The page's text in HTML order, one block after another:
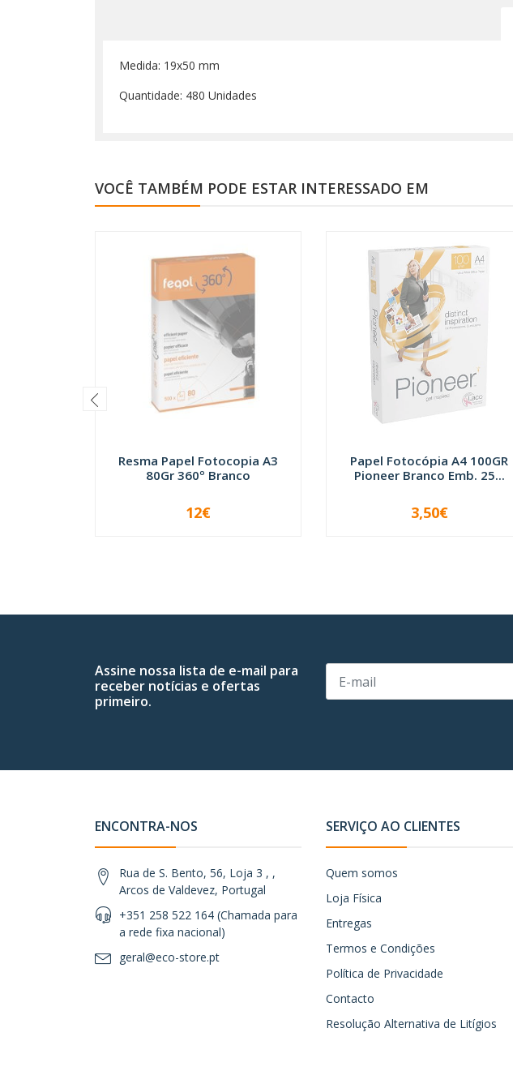
Medida: 19x50 mm
Quantidade: 480 Unidades
VOCÊ TAMBÉM PODE ESTAR INTERESSADO EM
Resma Papel Fotocopia A3
80Gr 360º Branco
INDISPONÍVEL
12€
Papel Fotocópia A4 100GR
Pioneer Branco Emb. 25...
INDISPONÍVEL
3,50€
Assine nossa lista de e-mail para
receber notícias e ofertas
primeiro.
ENCONTRA-NOS
Rua de S. Bento, 56, Loja 3 , ,
Arcos de Valdevez, Portugal
+351 258 522 164 (Chamada para
a rede fixa nacional)
geral@eco-store.pt
SERVIÇO AO CLIENTES
Quem somos
Loja Física
Entregas
Termos e Condições
Política de Privacidade
Contacto
Resolução Alternativa de Litígios